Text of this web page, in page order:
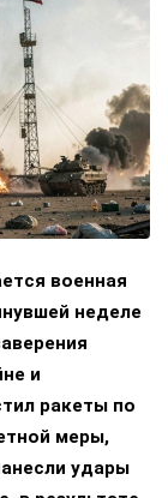
военная
неделе
и
ракеты по
меры,
удары